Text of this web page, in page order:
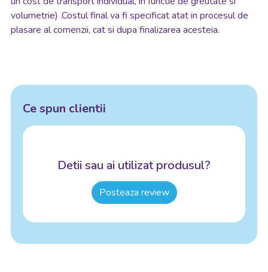
volumetrie) .Costul final va fi specificat atat in procesul de
plasare al comenzii, cat si dupa finalizarea acesteia.
Ce spun clientii
Detii sau ai utilizat produsul?
Posteaza review